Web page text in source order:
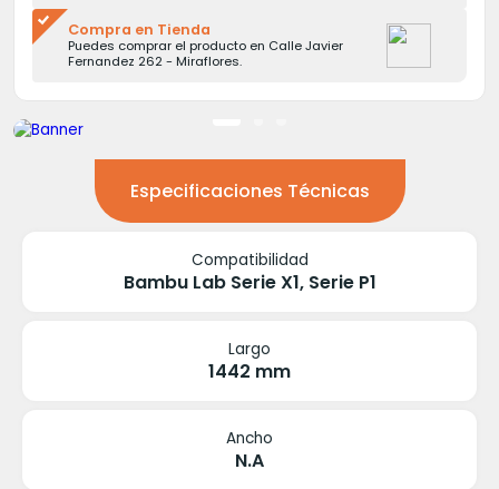
Compra en Tienda
Puedes comprar el producto en Calle Javier
Fernandez 262 - Miraflores.
Especificaciones Técnicas
Compatibilidad
Bambu Lab Serie X1, Serie P1
Largo
1442 mm
Ancho
N.A